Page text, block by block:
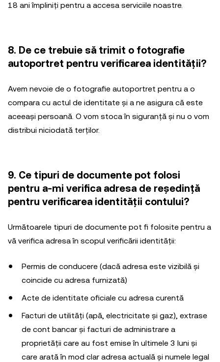
18 ani împliniți pentru a accesa serviciile noastre.
8. De ce trebuie să trimit o fotografie
autoportret pentru verificarea identității?
Avem nevoie de o fotografie autoportret pentru a o
compara cu actul de identitate și a ne asigura că este
aceeași persoană. O vom stoca în siguranță și nu o vom
distribui niciodată terților.
9. Ce tipuri de documente pot folosi
pentru a-mi verifica adresa de reședință
pentru verificarea identității contului?
Următoarele tipuri de documente pot fi folosite pentru a
vă verifica adresa în scopul verificării identității:
Permis de conducere (dacă adresa este vizibilă și
coincide cu adresa furnizată)
Acte de identitate oficiale cu adresa curentă
Facturi de utilități (apă, electricitate și gaz), extrase
de cont bancar și facturi de administrare a
proprietății care au fost emise în ultimele 3 luni și
care arată în mod clar adresa actuală și numele legal